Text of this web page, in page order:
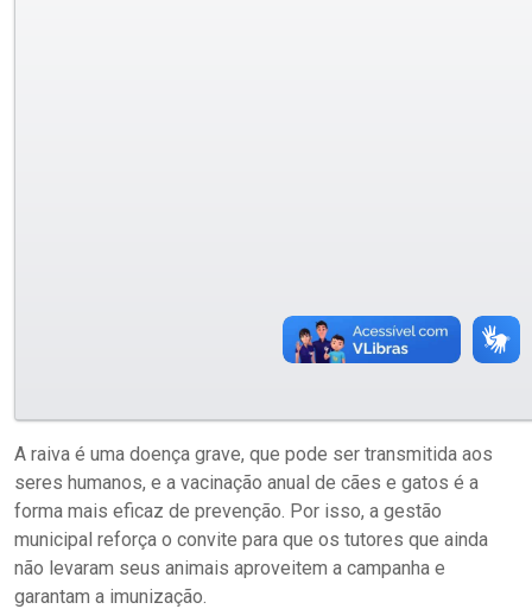
A raiva é uma doença grave, que pode ser transmitida aos
seres humanos, e a vacinação anual de cães e gatos é a
forma mais eficaz de prevenção. Por isso, a gestão
municipal reforça o convite para que os tutores que ainda
não levaram seus animais aproveitem a campanha e
garantam a imunização.